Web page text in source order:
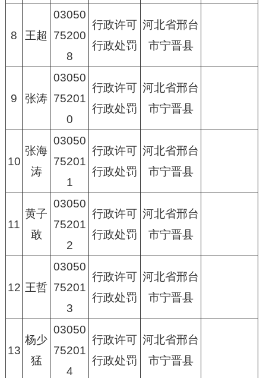
8 王超
03050
75200
8
行政许可
行政处罚
河北省邢台
市宁晋县
9 张涛
03050
75201
0
行政许可
行政处罚
河北省邢台
市宁晋县
10
张海
涛
03050
75201
1
行政许可
行政处罚
河北省邢台
市宁晋县
11
黄子
敢
03050
75201
2
行政许可
行政处罚
河北省邢台
市宁晋县
12 王哲
03050
75201
3
行政许可
行政处罚
河北省邢台
市宁晋县
13
杨少
猛
03050
75201
4
行政许可
行政处罚
河北省邢台
市宁晋县